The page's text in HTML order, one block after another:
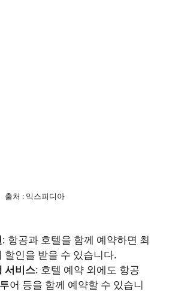
출처 : 익스피디아
: 항공과 호텔을 함께 예약하면 최
할인을 받을 수 있습니다.
서비스: 호텔 예약 외에도 항공
어 등을 함께 예약할 수 있습니